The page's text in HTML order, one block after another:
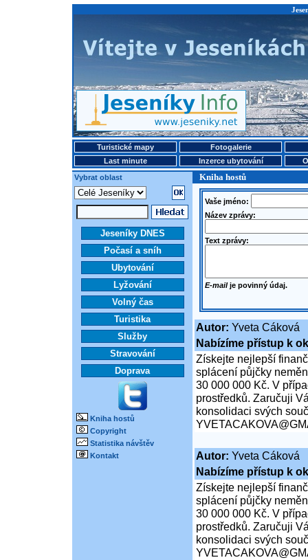
Turistické mapy
Fotogalerie
Last minute
Inzerce ubytování
Vybrat oblast
Kniha hostů
Jeseníky DNES
Počasí a sníh
Ubytování
Lyžování
Volný čas
Turistika
Služby
Stravování
Doprava
Kniha hostů
Copyright
Statistika návštěv
Kontakt
Vaše jméno:
Název zprávy:
Text zprávy:
E-mailje povinný údaj.
Autor: Yveta Cáková
Nabízíme přístup k
Získejte nejlepší
splácení půjčky
30 000 000 Kč. V
prostředků. Zaručuji
konsolidaci svých
Autor: Yveta Cáková
Nabízíme přístup k
Získejte nejlepší
splácení půjčky
30 000 000 Kč. V
prostředků. Zaručuji
konsolidaci svých